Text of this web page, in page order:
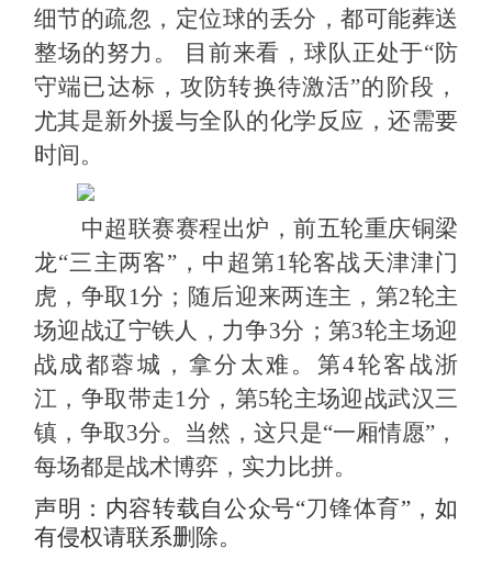
细节的疏忽，定位球的丢分，都可能葬送
整场的努力。
目前来看，球队正处于“防
守端已达标，攻防转换待激活”的阶段，
尤其是新外援与全队的化学反应，还需要
时间。
中超联赛赛程出炉，前五轮重庆铜梁
龙“三主两客”，中超第1轮客战天津津门
虎，争取1分；随后迎来两连主，第2轮主
场迎战辽宁铁人，力争3分；第3轮主场迎
战成都蓉城，拿分太难。第4轮客战浙
江，争取带走1分，第5轮主场迎战武汉三
镇，争取3分。当然，这只是“一厢情愿”，
每场都是战术博弈，实力比拼。
声明：内容转载自公众号“刀锋体育”，如
有侵权请联系删除。